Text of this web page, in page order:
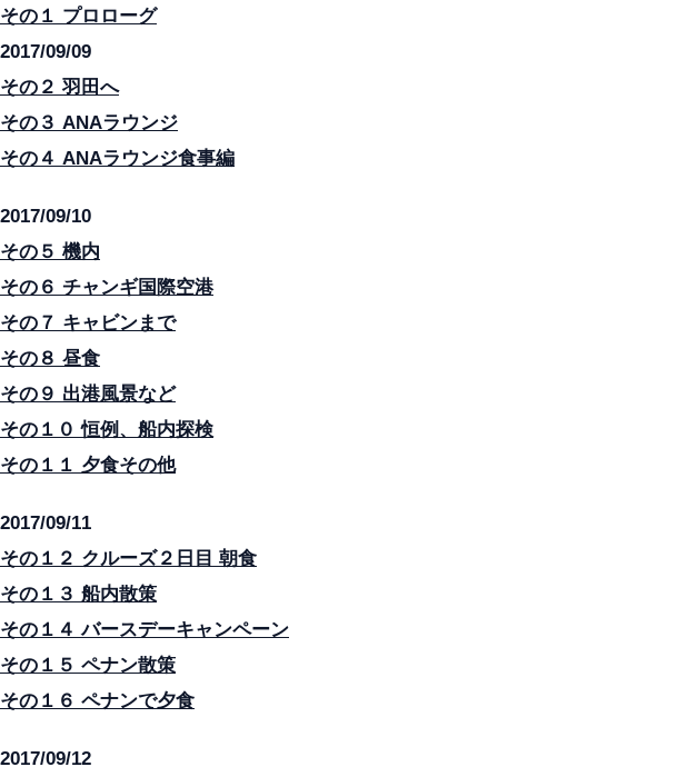
その１ プロローグ
2017/09/09
その２ 羽田へ
その３ ANAラウンジ
その４ ANAラウンジ食事編
2017/09/10
その５ 機内
その６ チャンギ国際空港
その７ キャビンまで
その８ 昼食
その９ 出港風景など
その１０ 恒例、船内探検
その１１ 夕食その他
2017/09/11
その１２ クルーズ２日目 朝食
その１３ 船内散策
その１４ バースデーキャンペーン
その１５ ペナン散策
その１６ ペナンで夕食
2017/09/12